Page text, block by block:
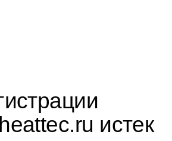
истек